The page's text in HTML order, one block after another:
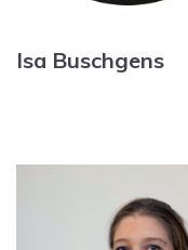
Isa Buschgens